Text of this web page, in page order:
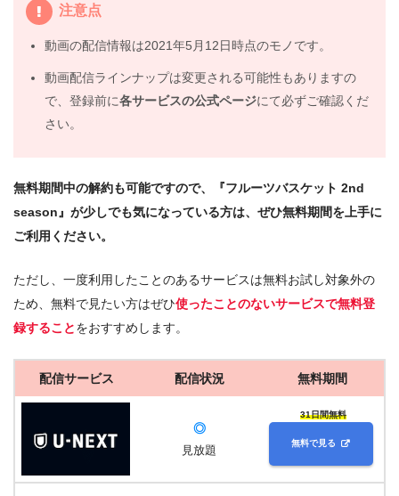
注意点
動画の配信情報は2021年5月12日時点のモノです。
動画配信ラインナップは変更される可能性もありますの
で、登録前に各サービスの公式ページにて必ずご確認くだ
さい。
無料期間中の解約も可能ですので、『フルーツバスケット 2nd
season』が少しでも気になっている方は、ぜひ無料期間を上手に
ご利用ください。
ただし、一度利用したことのあるサービスは無料お試し対象外の
ため、無料で見たい方はぜひ使ったことのないサービスで無料登
録することをおすすめします。
配信サービス 配信状況 無料期間
◎
見放題
31日間無料
無料で見る